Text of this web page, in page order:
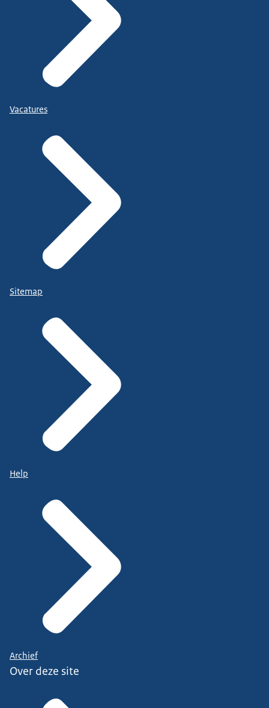
Vacatures
Sitemap
Help
Archief
Over deze site